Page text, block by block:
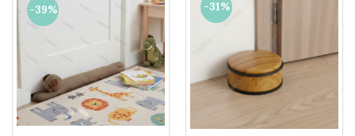
Genti termoizolante
Jucarii de plaja
Genti de plaja
Piscine gonflabile
Prosoape si rogojini
Evantaie
-39% -31%